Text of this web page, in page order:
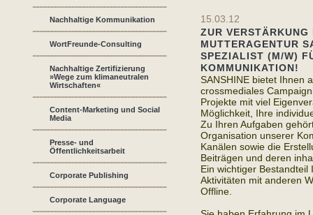
Nachhaltige Kommunikation
WortFreunde-Consulting
Nachhaltige Zertifizierung
»Wege zum klimaneutralen
Wirtschaften«
Content-Marketing und Social
Media
Presse- und
Öffentlichkeitsarbeit
Corporate Publishing
Corporate Language
15.03.12
ZUR VERSTÄRKUNG
MUTTERAGENTUR
SPEZIALIST (M/W)
KOMMUNIKATION!
SANSHINE bietet Ihnen
crossmediales
Projekte mit viel
Möglichkeit, Ihre
Zu Ihren Aufgaben
Organisation unserer
Kanälen sowie die
Beiträgen und deren
Ein wichtiger
Aktivitäten mit anderen
Offline.